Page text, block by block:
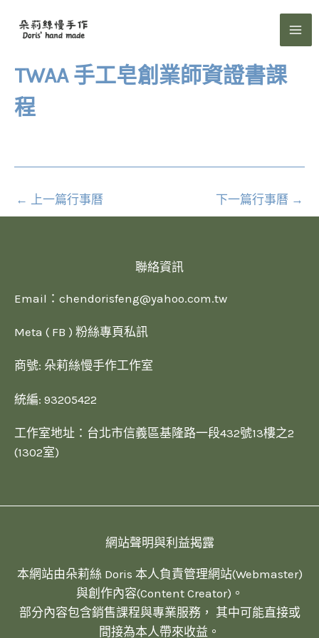
TWAA 手工皂創業師資證書課
程
← 上一篇行事曆 下一篇行事曆 →
聯絡資訊
Email： chendorisfeng@yahoo.com.tw
Meta ( FB ) 粉絲專頁私訊
商號: 朵莉絲慢手作工作室
統編: 93205422
工作室地址：台北市信義區基隆路一段432號13樓之2
(1302室)
網站聲明與利益揭露
本網站由朵莉絲 Doris 本人負責管理網站(Webmaster)
與創作內容(Content Creator)。
部分內容包含銷售課程與專業服務， 其中可能直接或
間接為本人帶來收益。